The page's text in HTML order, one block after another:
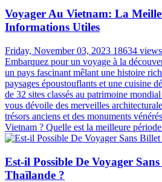
Voyager Au Vietnam: La
Informations Utiles
Friday, November 03, 2023 18634 views
Embarquez pour un voyage à la
un pays fascinant mêlant une histoire
paysages époustouflants et une cuisine
de 32 sites classés au patrimoine
vous dévoile des merveilles
trésors anciens et des monuments
Vietnam ? Quelle est la meilleure
Est-il Possible De Voyager
Thaïlande ?